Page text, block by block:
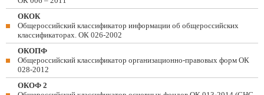
ОКОК
Общероссийский классификатор информации об общероссийских
классификаторах. ОК 026-2002
ОКОПФ
Общероссийский классификатор организационно-правовых форм ОК
028-2012
ОКОФ 2